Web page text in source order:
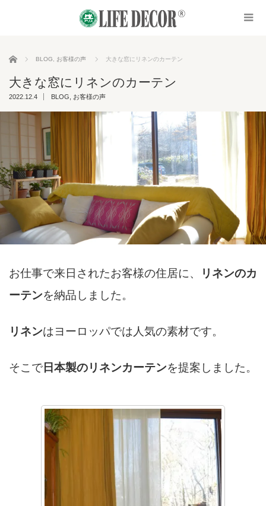
ホーム BLOG お客様の声 大きな窓にリネンのカーテン
大きな窓にリネンのカーテン
2022.12.4 BLOG お客様の声
お仕事で来日されたお客様の住居に、
リネンのカ
ーテンを納品しました。
リネンはヨーロッパでは人気の素材です。
そこで 日本製のリネンカーテンを提案しました。